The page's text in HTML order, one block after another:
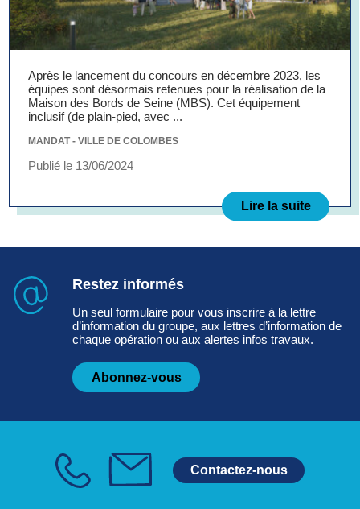
Après le lancement du concours en décembre 2023, les
équipes sont désormais retenues pour la réalisation de la
Maison des Bords de Seine (MBS). Cet équipement
inclusif (de plain-pied, avec ...
MANDAT - VILLE DE COLOMBES
Publié le 13/06/2024
Lire la suite
Restez informés
Un seul formulaire pour vous inscrire à la lettre
d’information du groupe, aux lettres d’information de
chaque opération ou aux alertes infos travaux.
Abonnez-vous
Contactez-nous